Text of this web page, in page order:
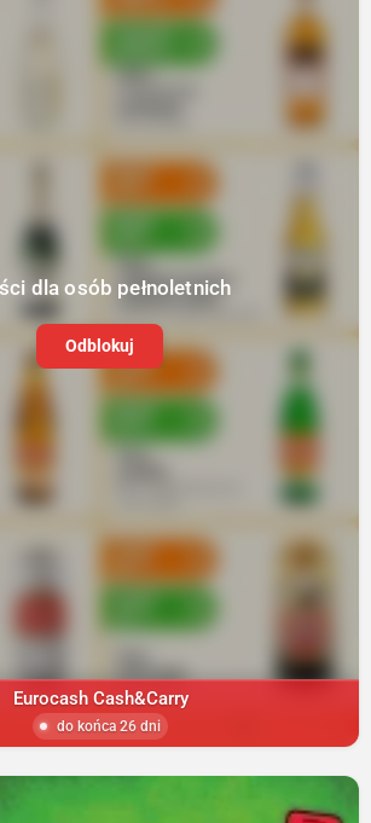
dla osób pełnoletnich
Odblokuj
Eurocash Cash&Carry
do końca 26 dni